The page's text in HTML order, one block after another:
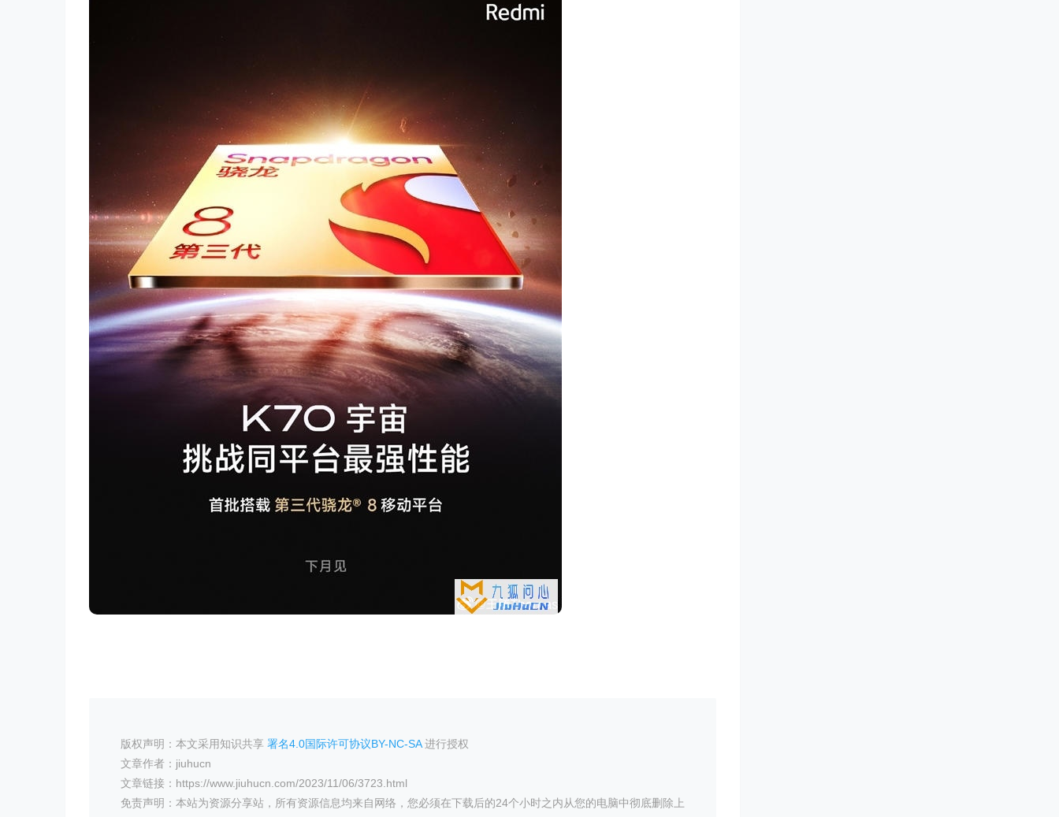
版权声明：本文采用知识共享 署名4.0国际许可协议BY-NC-SA进行授权
文章作者：jiuhucn
文章链接：https://www.jiuhucn.com/2023/11/06/3723.html
免责声明：本站为资源分享站，所有资源信息均来自网络，您必须在下载后的24个小时之内从您的电脑中彻底删除上